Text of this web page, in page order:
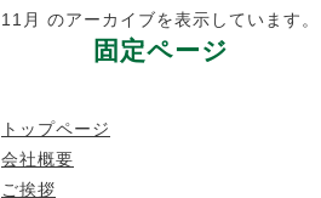
11月 のアーカイブを表示しています。
固定ページ
トップページ
会社概要
ご挨拶